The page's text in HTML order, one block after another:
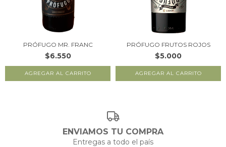
PRÓFUGO MR. FRANC
$6.550
PRÓFUGO FRUTOS ROJOS
$5.000
ENVIAMOS TU COMPRA
Entregas a todo el país